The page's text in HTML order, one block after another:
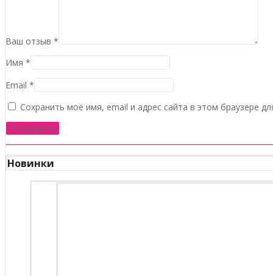
Ваш отзыв *
Имя *
Email *
Сохранить моё имя, email и адрес сайта в этом браузере
Новинки